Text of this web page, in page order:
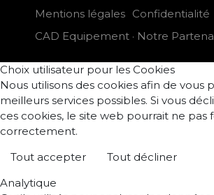
Mentions légales Confidentialité
CAD Equipement · Notre
Choix utilisateur pour les Cookies
Nous utilisons des cookies afin de vous
meilleurs services possibles. Si vous
ces cookies, le site web pourrait ne pas
correctement.
Tout accepter
Tout décliner
Analytique